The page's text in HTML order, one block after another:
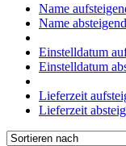
Name
Name absteigend
Einstelldatum
Einstelldatum
Lieferzeit
Lieferzeit